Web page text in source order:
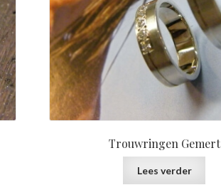
Trouwringen Gemert
Lees verder